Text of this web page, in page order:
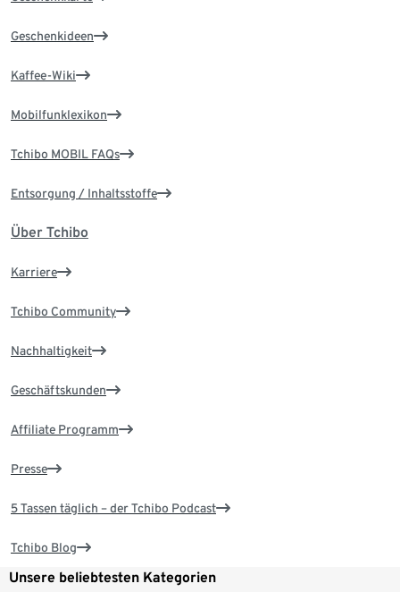
Geschenkideen
Kaffee-Wiki
Mobilfunklexikon
Tchibo MOBIL FAQs
Entsorgung / Inhaltsstoffe
Über Tchibo
Karriere
Tchibo Community
Nachhaltigkeit
Geschäftskunden
Affiliate Programm
Presse
5 Tassen täglich – der Tchibo Podcast
Tchibo Blog
Unsere beliebtesten Kategorien